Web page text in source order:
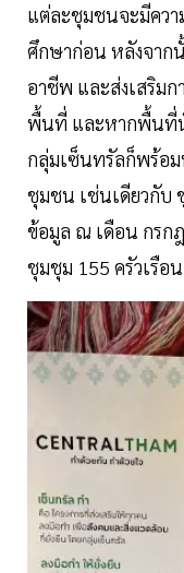
แต่ละชุมชนจะมีควา
ศึกษาก่อน หลังจาก
อาชีพ และส่งเสริม
พื้นที่ และหากพื้นที่
กลุ่มเซ็นทรัลก็พร้อ
ชุมชน เช่นเดียวกั
ข้อมูล ณ เดือน กรกฎ
ชุมชุม 155 ครัวเรือ